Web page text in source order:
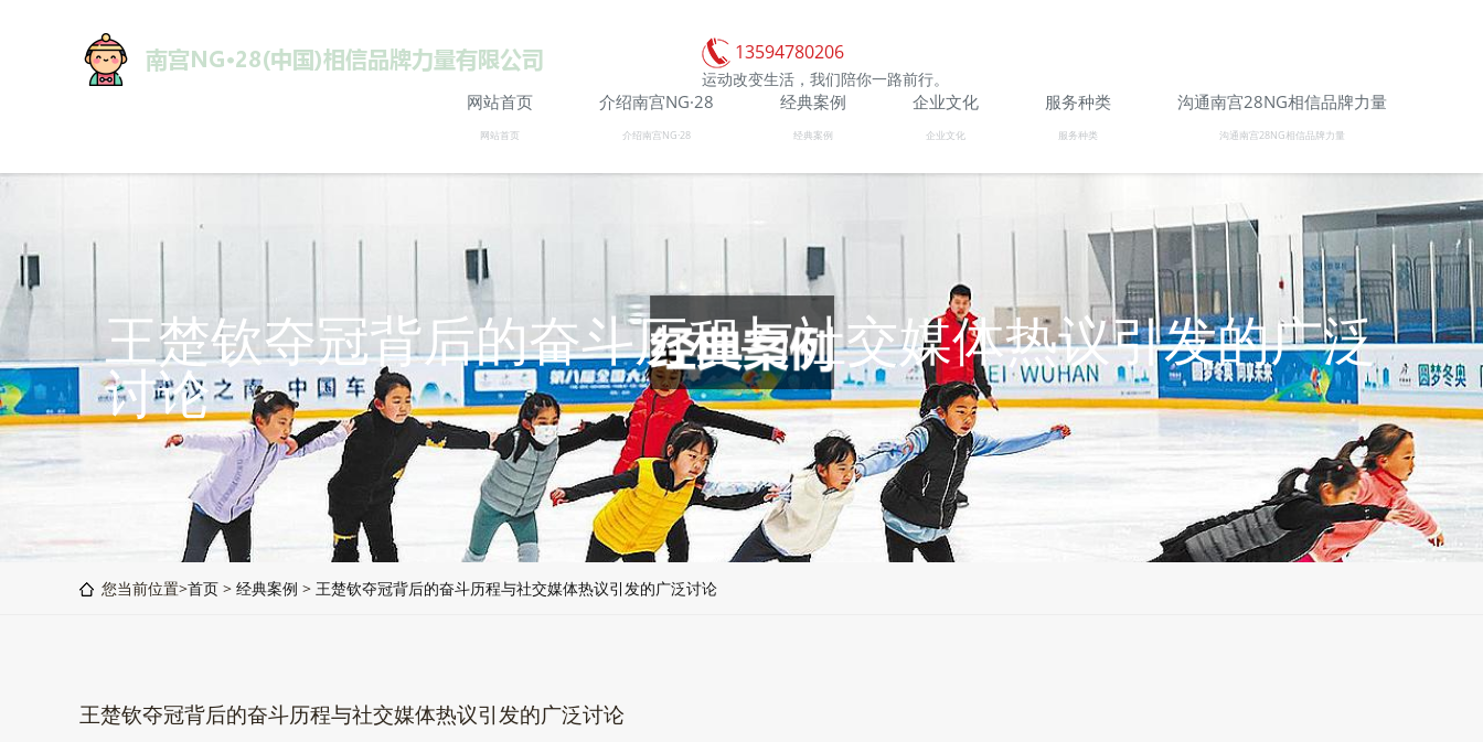
13594780206
运动改变生活，我们陪你一路前行。
网站首页
网站首页
介绍南宫NG·28
介绍南宫NG·28
经典案例
经典案例
企业文化
企业文化
服务种类
服务种类
沟通南宫28NG相信品牌力量
沟通南宫28NG相信品牌力量
王楚钦夺冠背后的奋斗历程与社交媒体热议引发的广泛
讨论
您当前位置>首页 > 经典案例 > 王楚钦夺冠背后的奋斗历程与社交媒体热议引发的广泛讨论
王楚钦夺冠背后的奋斗历程与社交媒体热议引发的广泛讨论